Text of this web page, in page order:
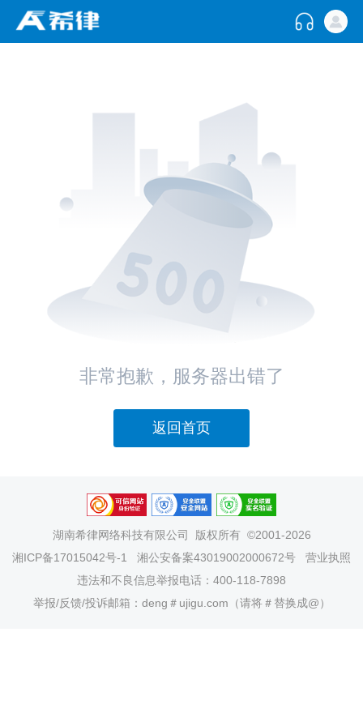
非常抱歉，服务器出错了
返回首页
湖南希律网络科技有限公司
版权所有 ©2001-2026
湘ICP备17015042号-1
湘公安备案43019002000672号
营业执照
违法和不良信息举报电话：400-118-7898
举报/反馈/投诉邮箱：deng＃ujigu.com（请将＃替换成@）